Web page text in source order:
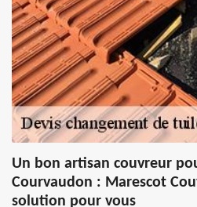
Un bon artisan couvreur
Courvaudon : Marescot
solution pour vous